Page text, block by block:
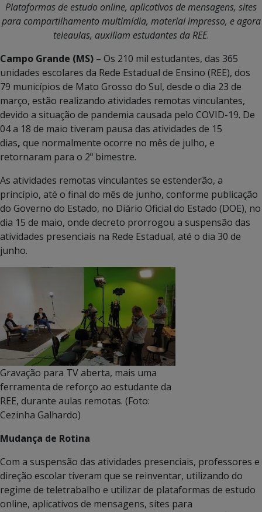
Plataformas de estudo online, aplicativos de mensagens, sites
para compartilhamento multimídia, material impresso, e agora
teleaulas, auxiliam estudantes da REE.
Campo Grande (MS) – Os 210 mil estudantes, das 365
unidades escolares da Rede Estadual de Ensino (REE), dos
79 municípios de Mato Grosso do Sul, desde o dia 23 de
março, estão realizando atividades remotas vinculantes,
devido a situação de pandemia causada pelo COVID-19. De
04 a 18 de maio tiveram pausa das atividades de 15
dias, que normalmente ocorre no mês de julho, e
retornaram para o 2º bimestre.
As atividades remotas vinculantes se estenderão, a
princípio, até o final do mês de junho, conforme publicação
do Governo do Estado, no Diário Oficial do Estado (DOE), no
dia 15 de maio, onde decreto prorrogou a suspensão das
atividades presenciais na Rede Estadual, até o dia 30 de
junho.
Gravação para TV aberta, mais uma
ferramenta de reforço ao estudante da
REE, durante aulas remotas. (Foto:
Cezinha Galhardo)
Mudança de Rotina
Com a suspensão das atividades presenciais, professores e
direção escolar tiveram que se reinventar, utilizando do
regime de teletrabalho e utilizar de plataformas de estudo
online, aplicativos de mensagens, sites para